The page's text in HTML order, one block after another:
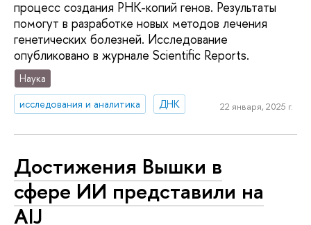
процесс создания РНК-копий генов. Результаты
помогут в разработке новых методов лечения
генетических болезней. Исследование
опубликовано в журнале Scientific Reports.
Наука
исследования и аналитика
ДНК 22 января, 2025 г.
Достижения Вышки в
сфере ИИ представили на
AIJ